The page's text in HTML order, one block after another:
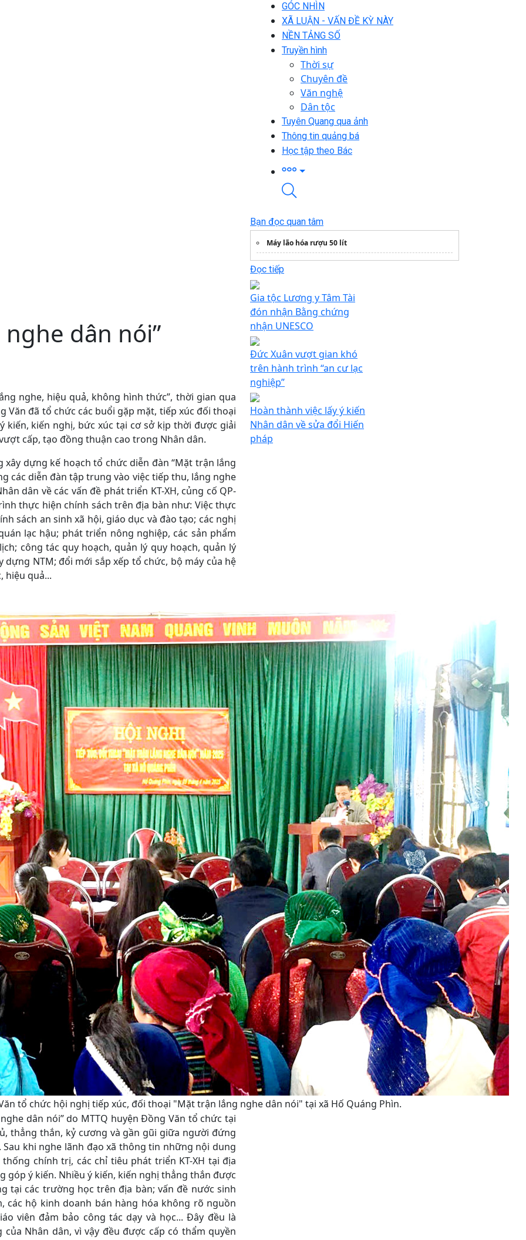
GÓC NHÌN
XÃ LUẬN - VẤN ĐỀ KỲ NÀY
NỀN TẢNG SỐ
Truyền hình
Thời sự
Chuyên đề
Văn nghệ
Dân tộc
Tuyên Quang qua ảnh
Thông tin quảng bá
Học tập theo Bác
dân nói”
nghe, hiệu quả, không hình thức”, thời gian qua
Văn đã tổ chức các buổi gặp mặt, tiếp xúc đối thoại
kiến, kiến nghị, bức xúc tại cơ sở kịp thời được giải
cấp, tạo đồng thuận cao trong Nhân dân.
xây dựng kế hoạch tổ chức diễn đàn “Mặt trận lắng
các diễn đàn tập trung vào việc tiếp thu, lắng nghe
dân về các vấn đề phát triển KT-XH, củng cố QP-
thực hiện chính sách trên địa bàn như: Việc thực
sách an sinh xã hội, giáo dục và đào tạo; các nghị
lạc hậu; phát triển nông nghiệp, các sản phẩm
công tác quy hoạch, quản lý quy hoạch, quản lý
NTM; đổi mới sắp xếp tổ chức, bộ máy của hệ
quả...
tổ chức hội nghị tiếp xúc, đối thoại "Mặt trận lắng nghe dân nói" tại xã Hố Quáng Phìn.
dân nói” do MTTQ huyện Đồng Văn tổ chức tại
thẳng thắn, kỷ cương và gần gũi giữa người đứng
khi nghe lãnh đạo xã thông tin những nội dung
chính trị, các chỉ tiêu phát triển KT-XH tại địa
ý kiến. Nhiều ý kiến, kiến nghị thẳng thắn được
tại các trường học trên địa bàn; vấn đề nước sinh
các hộ kinh doanh bán hàng hóa không rõ nguồn
viên đảm bảo công tác dạy và học... Đây đều là
Nhân dân, vì vậy đều được cấp có thẩm quyền
Bạn đọc quan tâm
Máy lão hóa rượu 50 lít
Đọc tiếp
Gia tộc Lương y Tâm Tài
đón nhận Bằng chứng
nhận UNESCO
Đức Xuân vượt gian khó
trên hành trình “an cư lạc
nghiệp”
Hoàn thành việc lấy ý kiến
Nhân dân về sửa đổi Hiến
pháp